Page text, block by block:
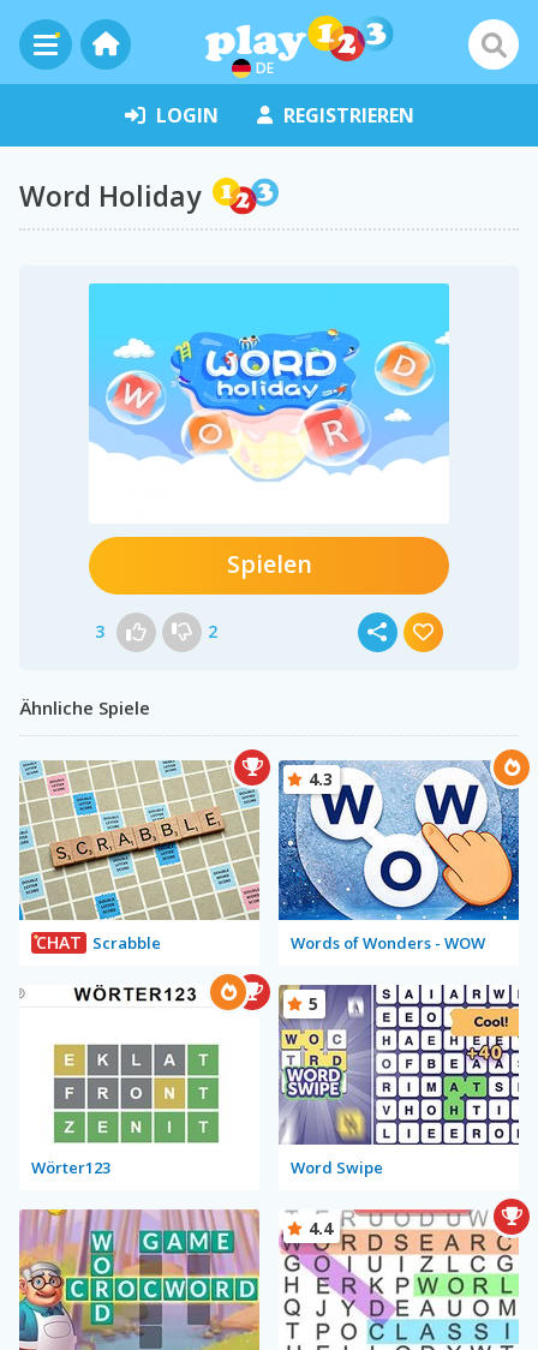
DE
LOGIN REGISTRIEREN
Word Holiday
Spielen
3 2
Ähnliche Spiele
CHAT Scrabble Words of Wonders - WOW
4.3
Wörter123 Word Swipe
5
4.4